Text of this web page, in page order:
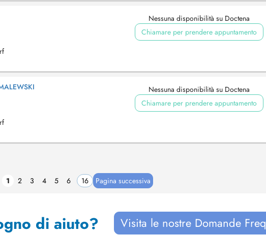
Nessuna disponibilità su Doctena
Chiamare per prendere appuntamento
Nessuna disponibilità su Doctena
Chiamare per prendere appuntamento
1 2 3 4 5 6 16 Pagina successiva
di aiuto? Visita le nostre Domande